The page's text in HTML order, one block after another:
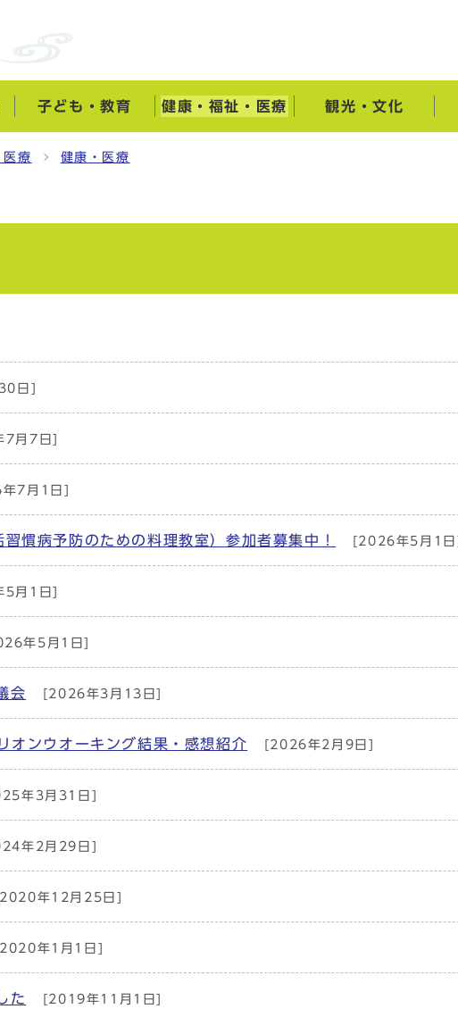
子ども・教育 健康・福祉・医療 観光・文化
医療 健康・医療
日]
月7日]
7月1日]
慣病予防のための料理教室）参加者募集中！ [2026年5月1日]
月1日]
年5月1日]
会 [2026年3月13日]
ンウオーキング結果・感想紹介 [2026年2月9日]
年3月31日]
年2月29日]
年12月25日]
年1月1日]
た [2019年11月1日]